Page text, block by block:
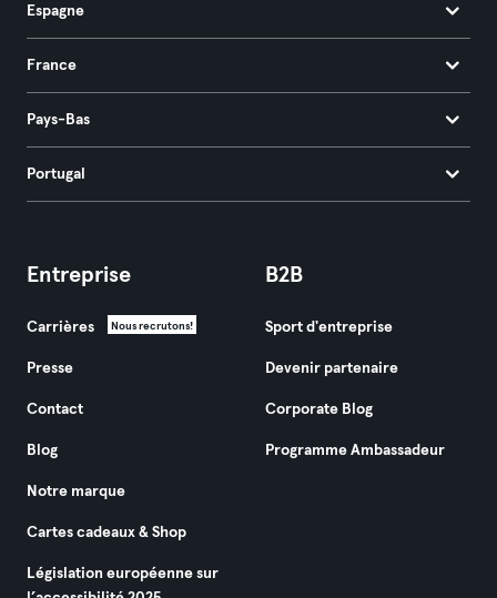
Espagne
France
Pays-Bas
Portugal
Entreprise
Carrières Nous recrutons!
Presse
Contact
Blog
Notre marque
Cartes cadeaux & Shop
Législation européenne sur
B2B
Sport d'entreprise
Devenir partenaire
Corporate Blog
Programme Ambassadeur